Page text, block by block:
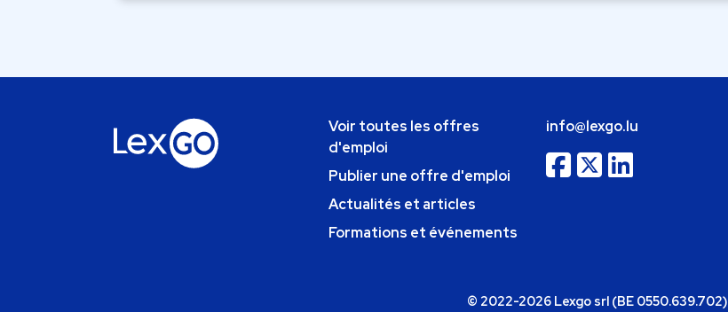
Voir toutes les offres
d'emploi
Publier une offre d'emploi
Actualités et articles
Formations et événements
info@lexgo.lu
© 2022-2026 Lexgo srl (BE 0550.639.702)